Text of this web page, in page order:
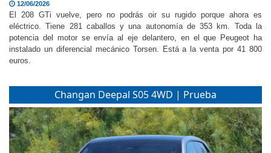
12/06/2026
El 208 GTi vuelve, pero no podrás oir su rugido porque ahora es
eléctrico. Tiene 281 caballos y una autonomía de 353 km. Toda la
potencia del motor se envía al eje delantero, en el que Peugeot ha
instalado un diferencial mecánico Torsen. Está a la venta por 41 800
Changan Deepal S05 4WD | Prueba